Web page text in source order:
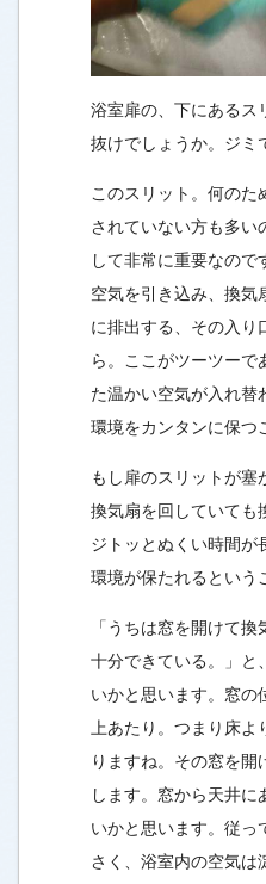
浴室扉の、下にあるス
抜けでしょうか。ジミ
このスリット。何のた
されていない方も多い
して非常に重要なので
空気を引き込み、換気
に排出する、その入り
ら。ここがツーツーで
た温かい空気が入れ替
環境をカンタンに保つ
もし扉のスリットが塞
換気扇を回していても
ジトッとぬくい時間が
環境が保たれるという
「うちは窓を開けて
十分できている。」と
いかと思います。窓の
上あたり。つまり床
りますね。その窓を開
します。窓から天井に
いかと思います。従っ
さく、浴室内の空気は